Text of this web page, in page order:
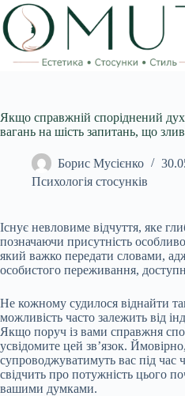
Перейти
до
вмісту
Якщо справжній споріднений
вагань на шість запитань, що
Борис Мусієнко
Психологія стосунків
Існує невловиме відчуття, яке
позначаючи присутність
який важко передати словами,
особистого переживання,
Не кожному судилося віднайти
можливість часто залежить від
Якщо поруч із вами справжня
усвідомите цей зв’язок.
супроводжуватимуть вас під час
свідчить про потужність цього
вашими думками.